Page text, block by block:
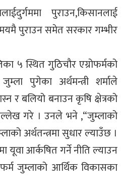
पुराउन,किसानलाई
पुराउन समेत सरकार गम्भीर
५ स्थित गुठिचौर एग्रोफर्मको
पुगेका अर्थमन्त्री शर्माले
र बलियो बनाउन कृषि क्षेत्रको
गरे । उनले भने ,“जुम्लाको
अर्थतन्त्रमा सुधार ल्याउँछ ।
आर्कषित गर्ने नीति ल्याउन
जुम्लाको आर्थिक विकासका